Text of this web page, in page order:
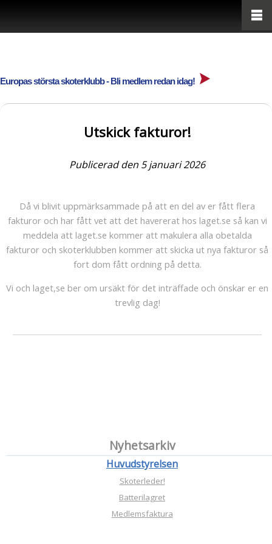
Europas största skoterklubb - Bli medlem redan idag!
Nyhetsarkiv
Huvudstyrelsen
Skoterleder!
Batterilagret
Medlemsfaktura
Utskick fakturor!
Publicerad den 5 januari 2026
Då vi blivit uppmärksammade på att en del av er fått flera
fakturor och har fått vet att det havererat hos laget.se så kan vi
meddela att laget.se kommer att makulera alla obetalda
fakturor och skoterklubben kommer att skicka ut nya fakturor så
fort dom fått ordning på detta.
Vi och laget,se ber om ursäkt för det inträffade och önskar er en
trevlig dag!